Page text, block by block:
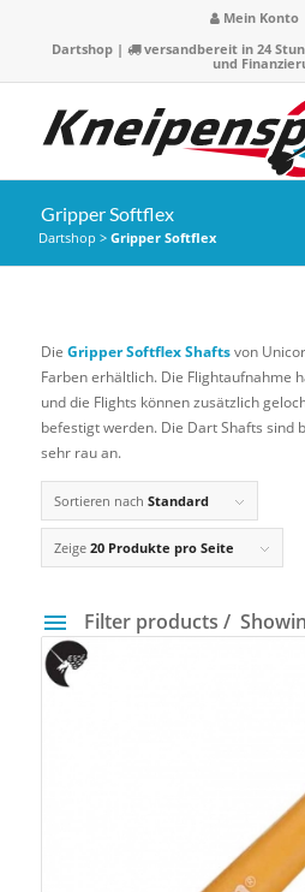
Mein Konto
Dartshop| versandbereit in 24
und
Gripper Softflex
Dartshop > Gripper Softflex
Die Gripper Softflex Shaftsvon
Farben erhältlich. Die Flightaufnahme
und die Flights können zusätzlich
befestigt werden. Die Dart Shafts sind
sehr rau an.
Sortieren nach Standard
Zeige 20 Produkte pro Seite
Filter products
Preis
2 €